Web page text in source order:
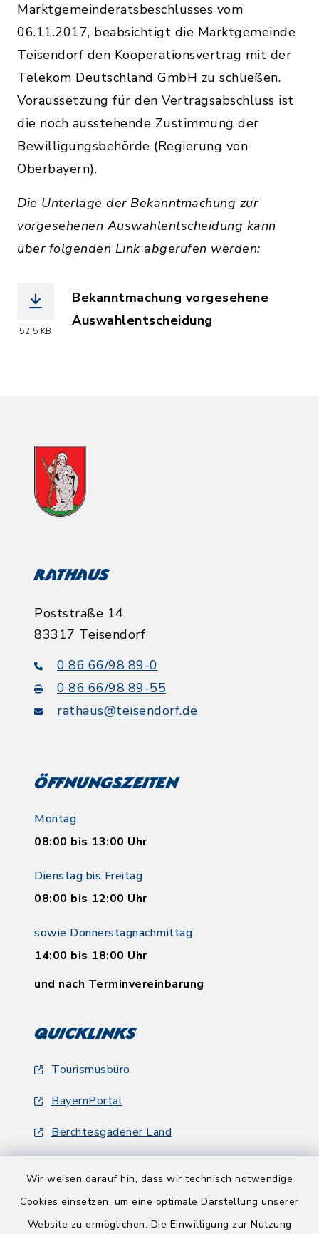
Wir weisen darauf hin, dass wir technisch notwendige
Cookies einsetzen, um eine optimale Darstellung unserer
Website zu ermöglichen. Die Einwilligung zur Nutzung
Marktgemeinderatsbeschlusses vom
06.11.2017, beabsichtigt die Marktgemeinde
Teisendorf den Kooperationsvertrag mit der
Telekom Deutschland GmbH zu schließen.
Voraussetzung für den Vertragsabschluss ist
die noch ausstehende Zustimmung der
Bewilligungsbehörde (Regierung von
Oberbayern).
Die Unterlage der Bekanntmachung zur
vorgesehenen Auswahlentscheidung kann
über folgenden Link abgerufen werden:
52,5 KB
Bekanntmachung vorgesehene
Auswahlentscheidung
Rathaus
Poststraße 14
83317 Teisendorf
0 86 66/98 89-0
0 86 66/98 89-55
rathaus@teisendorf.de
Öffnungszeiten
Montag
08:00 bis 13:00 Uhr
Dienstag bis Freitag
08:00 bis 12:00 Uhr
sowie Donnerstagnachmittag
14:00 bis 18:00 Uhr
und nach Terminvereinbarung
Quicklinks
Tourismusbüro
BayernPortal
Berchtesgadener Land